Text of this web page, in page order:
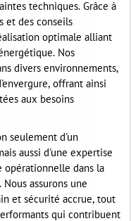
techniques. Grâce à
et des conseils
optimale alliant
Nos
divers environnements,
offrant ainsi
aux besoins
seulement d'un
aussi d'une expertise
opérationnelle dans la
assurons une
et sécurité accrue, tout
qui contribuent